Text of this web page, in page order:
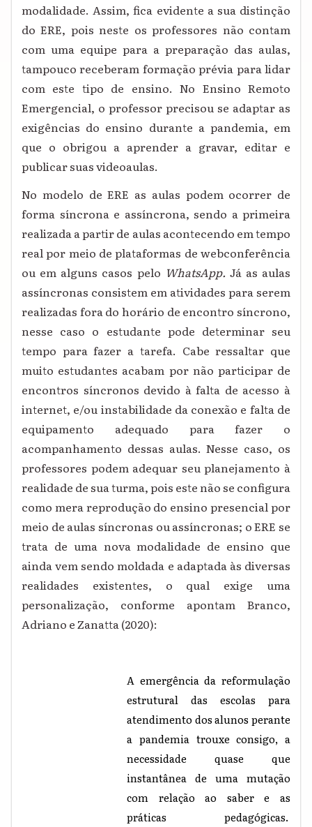
modalidade. Assim, fica evidente a sua distinção
do ERE, pois neste os professores não contam
com uma equipe para a preparação das aulas,
tampouco receberam formação prévia para lidar
com este tipo de ensino. No Ensino Remoto
Emergencial, o professor precisou se adaptar as
exigências do ensino durante a pandemia, em
que o obrigou a aprender a gravar, editar e
publicar suas videoaulas.
No modelo de ERE as aulas podem ocorrer de
forma síncrona e assíncrona, sendo a primeira
realizada a partir de aulas acontecendo em tempo
real por meio de plataformas de webconferência
ou em alguns casos pelo WhatsApp. Já as aulas
assíncronas consistem em atividades para serem
realizadas fora do horário de encontro síncrono,
nesse caso o estudante pode determinar seu
tempo para fazer a tarefa. Cabe ressaltar que
muito estudantes acabam por não participar de
encontros síncronos devido à falta de acesso à
internet, e/ou instabilidade da conexão e falta de
equipamento adequado para fazer o
acompanhamento dessas aulas. Nesse caso, os
professores podem adequar seu planejamento à
realidade de sua turma, pois este não se configura
como mera reprodução do ensino presencial por
meio de aulas síncronas ou assíncronas; o ERE se
trata de uma nova modalidade de ensino que
ainda vem sendo moldada e adaptada às diversas
realidades existentes, o qual exige uma
personalização, conforme apontam Branco,
Adriano e Zanatta (2020):
A emergência da reformulação
estrutural das escolas para
atendimento dos alunos perante
a pandemia trouxe consigo, a
necessidade quase que
instantânea de uma mutação
com relação ao saber e as
práticas pedagógicas.